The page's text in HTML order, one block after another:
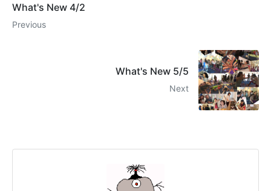
What's New 4/2
Previous
What's New 5/5
Next